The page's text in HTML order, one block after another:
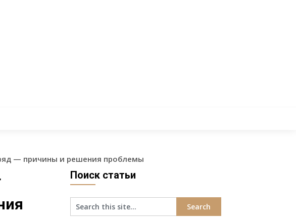
— причины и решения проблемы
Поиск статьи